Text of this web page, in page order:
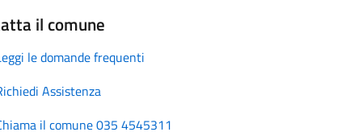
il comune
le domande frequenti
Assistenza
il comune 035 4545311